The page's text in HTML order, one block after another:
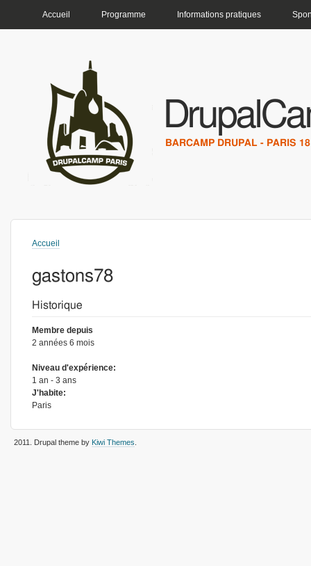
Accueil Programme Informations pratiques
BARCAMP DRUPAL - PARIS
Vous êtes ici
Accueil
gastons78
Historique
Membre depuis
2 années 6 mois
Niveau d'expérience:
1 an - 3 ans
J'habite:
Paris
2011 . Drupal theme by Kiwi Themes